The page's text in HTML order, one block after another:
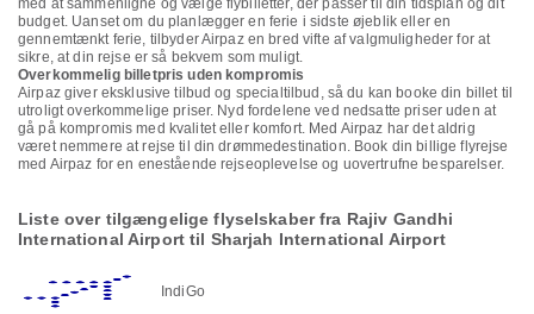
med at sammenligne og vælge flybilletter, der passer til din tidsplan og dit
budget. Uanset om du planlægger en ferie i sidste øjeblik eller en
gennemtænkt ferie, tilbyder Airpaz en bred vifte af valgmuligheder for at
sikre, at din rejse er så bekvem som muligt.
Overkommelig billetpris uden kompromis
Airpaz giver eksklusive tilbud og specialtilbud, så du kan booke din billet til
utroligt overkommelige priser. Nyd fordelene ved nedsatte priser uden at
gå på kompromis med kvalitet eller komfort. Med Airpaz har det aldrig
været nemmere at rejse til din drømmedestination. Book din billige flyrejse
med Airpaz for en enestående rejseoplevelse og uovertrufne besparelser.
Liste over tilgængelige flyselskaber fra Rajiv Gandhi
International Airport til Sharjah International Airport
IndiGo